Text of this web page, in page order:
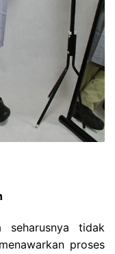
seharusnya tidak
proses